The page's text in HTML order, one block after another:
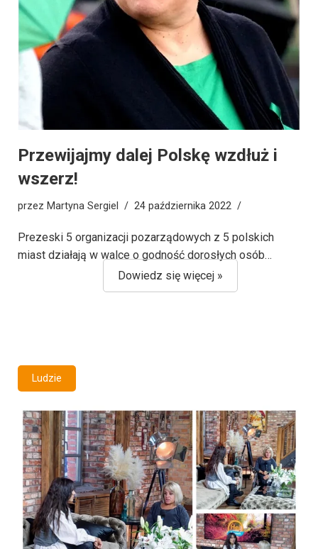
Przewijajmy dalej Polskę wzdłuż i
wszerz!
przez Martyna Sergiel 24 października 2022
Prezeski 5 organizacji pozarządowych z 5 polskich
miast działają w walce o godność dorosłych osób…
Dowiedz się więcej »
Ludzie